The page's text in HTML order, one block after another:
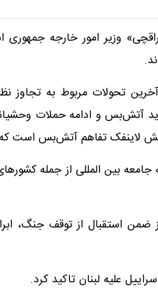
وزیر امور خارجه جمهوری
تحولات مربوط به تجاوز
آتش‌بس و ادامه حملات
لاینفک تفاهم آتش‌بس است که
بین المللی از جمله
ضمن استقبال از توقف جنگ،
علیه لبنان تاکید کرد.